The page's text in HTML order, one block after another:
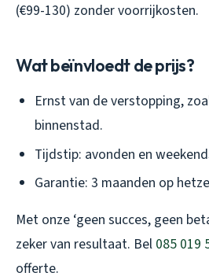
(€99-130) zonder voorrijkosten.
Wat beïnvloedt de prijs?
Ernst van de verstopping,
binnenstad.
Tijdstip: avonden en
Garantie: 3 maanden op
Met onze ‘geen succes, geen
zeker van resultaat. Bel 085 019
offerte.